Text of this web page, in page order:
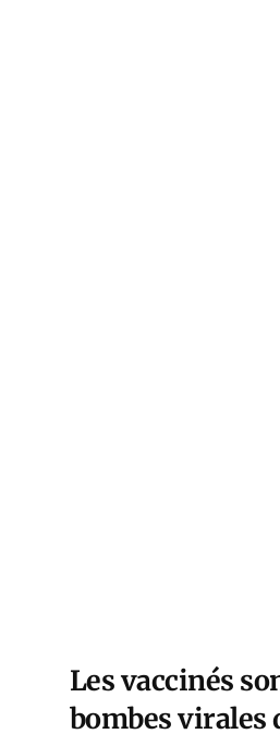
Les vaccinés
bombes virales